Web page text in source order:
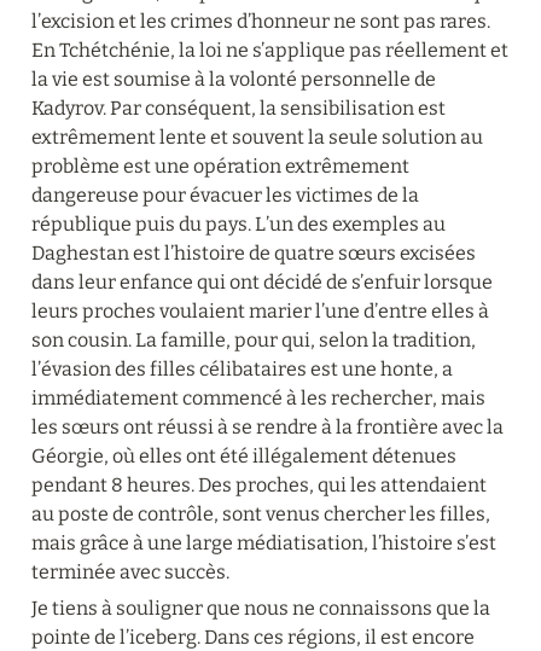
l’excision et les crimes d’honneur ne sont pas rares.
En Tchétchénie, la loi ne s’applique pas réellement et
la vie est soumise à la volonté personnelle de
Kadyrov. Par conséquent, la sensibilisation est
extrêmement lente et souvent la seule solution au
problème est une opération extrêmement
dangereuse pour évacuer les victimes de la
république puis du pays. L’un des exemples au
Daghestan est l’histoire de quatre sœurs excisées
dans leur enfance qui ont décidé de s’enfuir lorsque
leurs proches voulaient marier l’une d’entre elles à
son cousin. La famille, pour qui, selon la tradition,
l’évasion des filles célibataires est une honte, a
immédiatement commencé à les rechercher, mais
les sœurs ont réussi à se rendre à la frontière avec la
Géorgie, où elles ont été illégalement détenues
pendant 8 heures. Des proches, qui les attendaient
au poste de contrôle, sont venus chercher les filles,
mais grâce à une large médiatisation, l’histoire s’est
terminée avec succès.
Je tiens à souligner que nous ne connaissons que la
pointe de l’iceberg. Dans ces régions, il est encore